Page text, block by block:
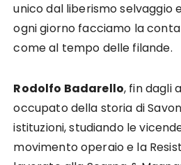
unico dal liberismo selvaggio
ogni giorno facciamo la
come al tempo delle filande.
Rodolfo Badarello, fin dagli
occupato della storia di
istituzioni, studiando le
movimento operaio e la